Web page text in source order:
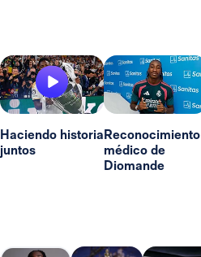
Haciendo historia
juntos
Reconocimiento
médico de
Diomande